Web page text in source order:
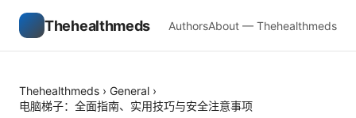
Thehealthmeds AuthorsAbout — Thehealthmeds
Thehealthmeds › General ›
电脑梯子：全面指南、实用技巧与安全注意事项